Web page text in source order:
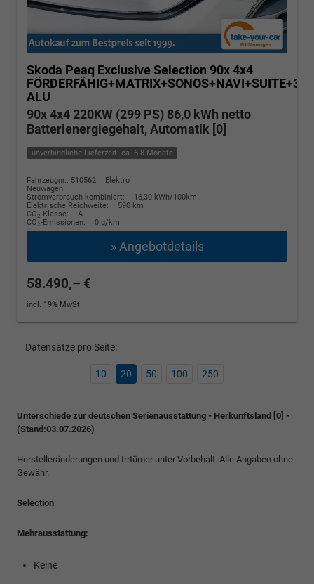
Skoda Peaq Exclusive Selection 90x 4x4
ALU
90x 4x4 220KW (299 PS) 86,0 kWh netto
Batterienergiegehalt, Automatik [0]
unverbindliche Lieferzeit: ca. 6-8 Monate
Fahrzeugnr.: 510562
Elektro
Neuwagen
Stromverbrauch kombiniert:
16,30 kWh/100km
Elektrische Reichweite:
590 km
CO2-Klasse:
A
CO2-Emissionen: 0 g/km
» Angebotdetails
58.490,– €
incl. 19% MwSt.
Datensätze pro Seite:
10 20 50 100 250
Unterschiede zur deutschen Serienausstattung - Herkunftsland [0] -
(Stand:03.07.2026)
Herstelleränderungen und Irrtümer unter Vorbehalt. Alle Angaben ohne
Gewähr.
Selection
Mehrausstattung:
Keine